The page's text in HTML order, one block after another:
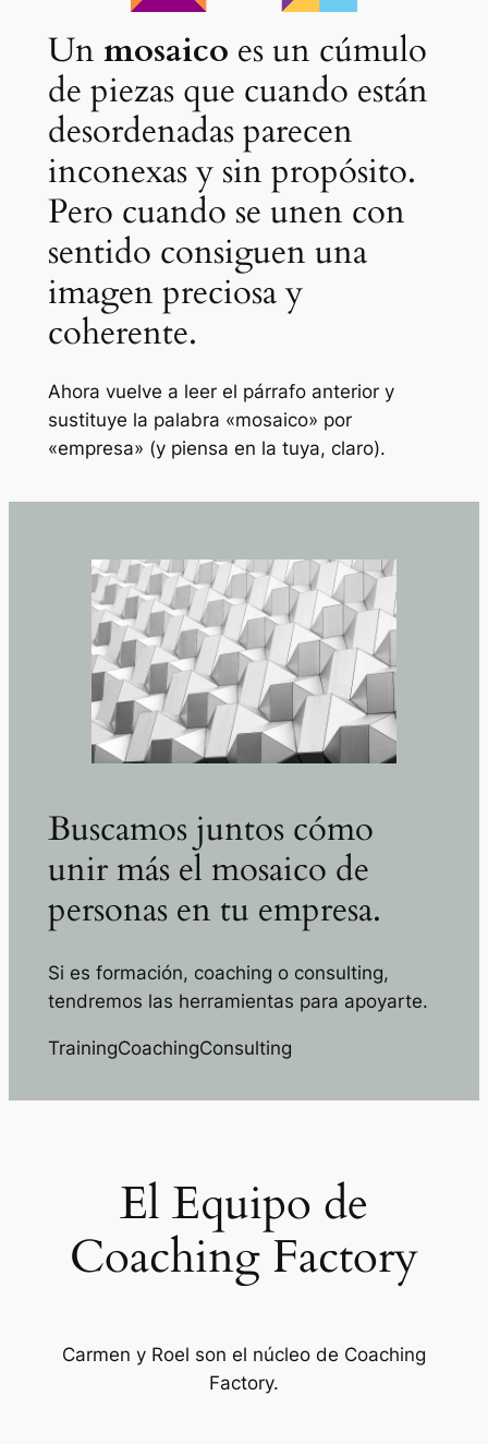
Unmosaico es un cúmulo
de piezas que cuando están
desordenadas parecen
inconexas y sin propósito.
Pero cuando se unen con
sentido consiguen una
imagen preciosa y
coherente.
Ahora vuelve a leer el párrafo anterior y
sustituye la palabra «mosaico» por
«empresa» (y piensa en la tuya, claro).
Buscamos juntos cómo
unir más el mosaico de
personas en tu empresa.
Si es formación, coaching o consulting,
tendremos las herramientas para apoyarte.
TrainingCoachingConsulting
El Equipo de
Coaching Factory
Carmen y Roel son el núcleo de Coaching
Factory.